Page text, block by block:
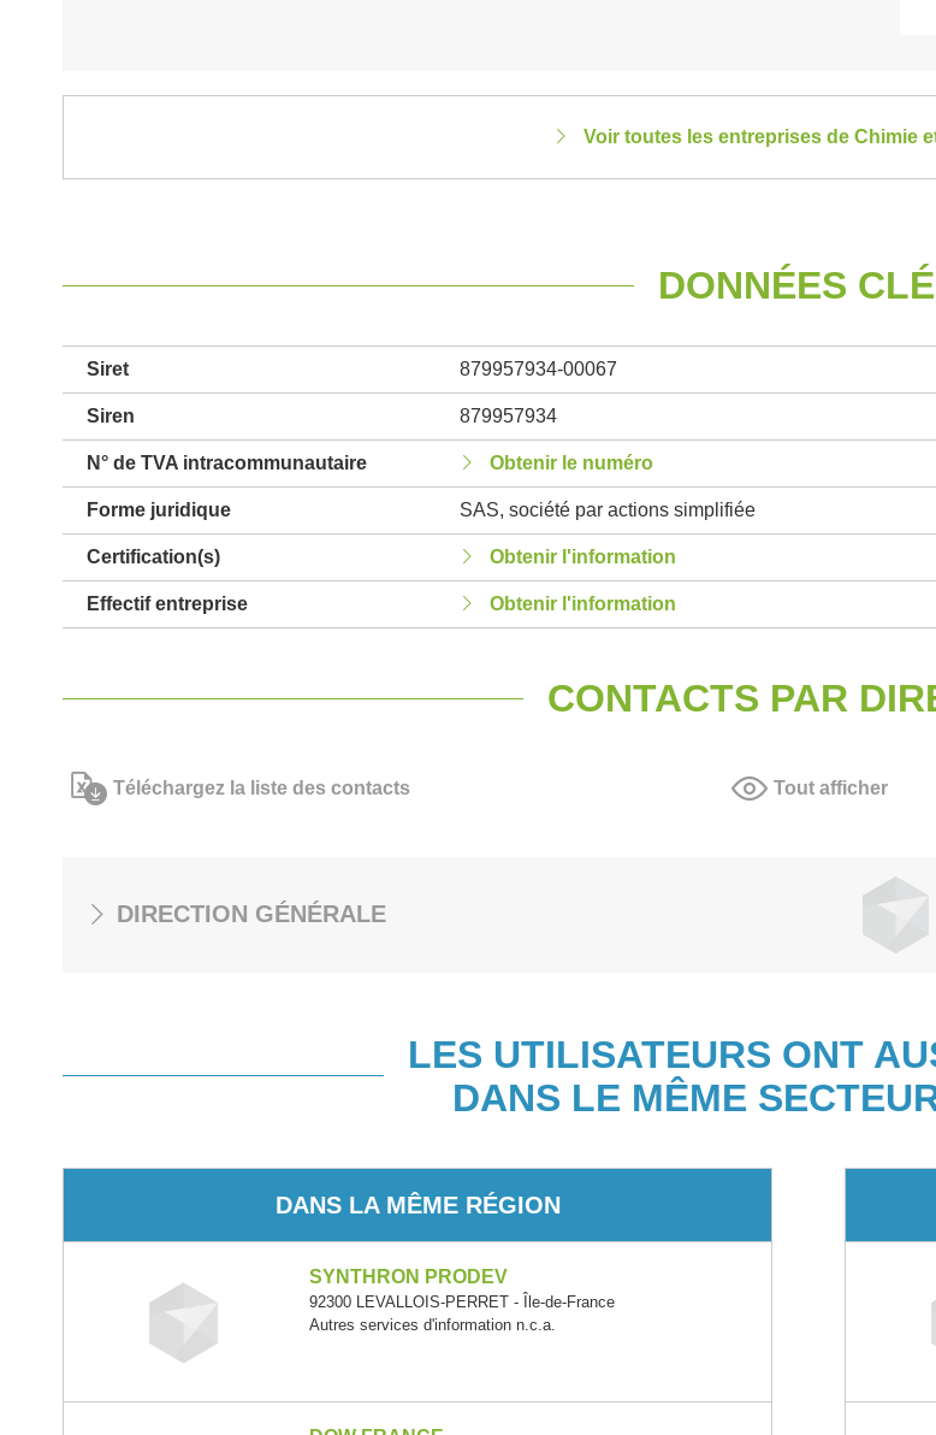
Voir toutes les entreprises de Chimie
DONNÉES
Siret 879957934-00067
Siren 879957934
N° de TVA intracommunautaire Obtenir le numéro
Forme juridique SAS, société par actions simplifiée
Certification(s) Obtenir l'information
Effectif entreprise Obtenir l'information
CONTACTS PAR
Téléchargez la liste des contacts Tout afficher
DIRECTION GÉNÉRALE
LES UTILISATEURS ONT
DANS LE MÊME
DANS LA MÊME RÉGION
SYNTHRON PRODEV
92300 LEVALLOIS-PERRET - Île-de-France
Autres services d'information n.c.a.